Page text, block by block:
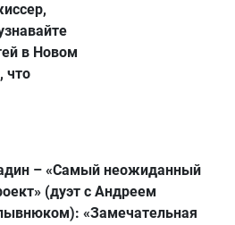
в Новом
что
– «Самый неожиданный
(дуэт с Андреем
«Замечательная